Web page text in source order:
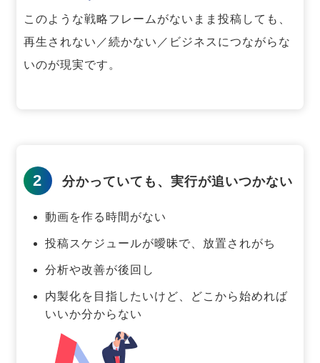
このような戦略フレームがないまま投稿しても、
再生されない／続かない／ビジネスにつながらな
いのが現実です。
2 分かっていても、実行が追いつかない
動画を作る時間がない
投稿スケジュールが曖昧で、放置されがち
分析や改善が後回し
内製化を目指したいけど、どこから始めれば
いいか分からない